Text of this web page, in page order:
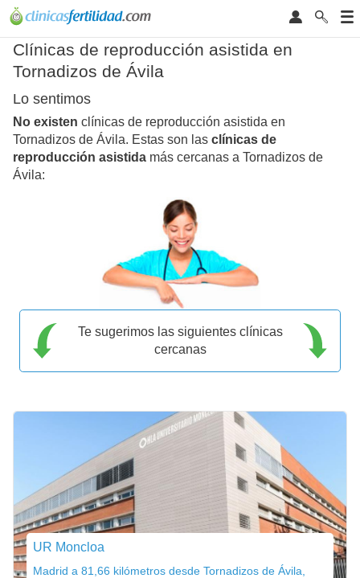
Clínicas de reproducción asistida en
Tornadizos de Ávila
Lo sentimos
No existen clínicas de reproducción asistida en
Tornadizos de Ávila. Estas son las clínicas de
reproducción asistida más cercanas a Tornadizos de
Ávila:
Te sugerimos las siguientes clínicas
cercanas
UR Moncloa
Madrid a 81,66 kilómetros desde Tornadizos de Ávila,